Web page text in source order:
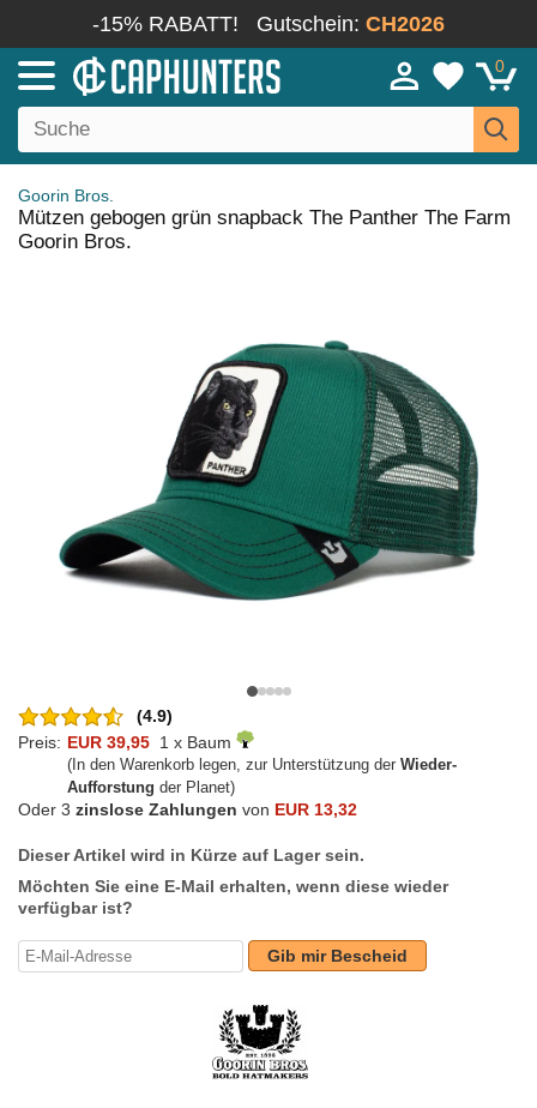
-15% RABATT! Gutschein: CH2026
0
Goorin Bros.
Mützen gebogen grün snapback The Panther The Farm
Goorin Bros.
(4.9)
Preis: EUR 39,95 1 x Baum
(In den Warenkorb legen, zur Unterstützung der Wieder-
Aufforstung der Planet)
Oder 3 zinslose Zahlungen von EUR 13,32
Dieser Artikel wird in Kürze auf Lager sein.
Möchten Sie eine E-Mail erhalten, wenn diese wieder
verfügbar ist?
Gib mir Bescheid